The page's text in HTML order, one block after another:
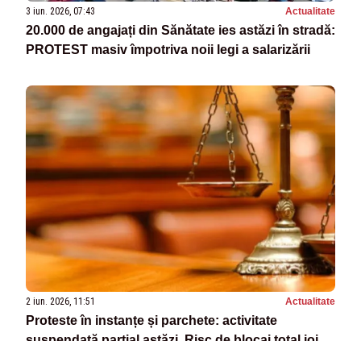
3 iun. 2026, 07:43 Actualitate
20.000 de angajați din Sănătate ies astăzi în stradă:
PROTEST masiv împotriva noii legi a salarizării
2 iun. 2026, 11:51 Actualitate
Proteste în instanțe și parchete: activitate